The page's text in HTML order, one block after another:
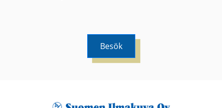
När du klickar på en serie så öppnas en ny flik.
Här visas en karta över bilder med kända
Besök